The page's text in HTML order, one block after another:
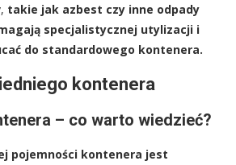
takie jak azbest czy inne odpady
specjalistycznej utylizacji i
do standardowego kontenera.
kontenera
– co warto wiedzieć?
pojemności kontenera jest